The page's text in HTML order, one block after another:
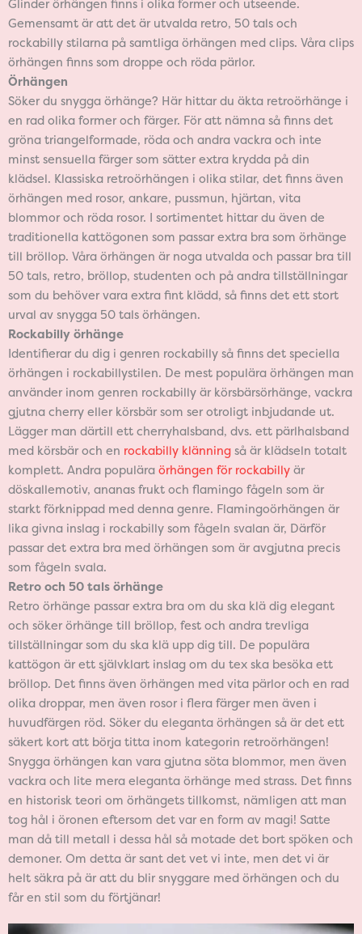
Glinder örhängen finns i olika former och utseende.
Gemensamt är att det är utvalda retro, 50 tals och
rockabilly stilarna på samtliga örhängen med clips. Våra clips
örhängen finns som droppe och röda pärlor.
Örhängen
Söker du snygga örhänge? Här hittar du äkta retroörhänge i
en rad olika former och färger. För att nämna så finns det
gröna triangelformade, röda och andra vackra och inte
minst sensuella färger som sätter extra krydda på din
klädsel. Klassiska retroörhängen i olika stilar, det finns även
örhängen med rosor, ankare, pussmun, hjärtan, vita
blommor och röda rosor. I sortimentet hittar du även de
traditionella kattögonen som passar extra bra som örhänge
till bröllop. Våra örhängen är noga utvalda och passar bra till
50 tals, retro, bröllop, studenten och på andra tillställningar
som du behöver vara extra fint klädd, så finns det ett stort
urval av snygga 50 tals örhängen.
Rockabilly örhänge
Identifierar du dig i genren rockabilly så finns det speciella
örhängen i rockabillystilen. De mest populära örhängen man
använder inom genren rockabilly är körsbärsörhänge, vackra
gjutna cherry eller körsbär som ser otroligt inbjudande ut.
Lägger man därtill ett cherryhalsband, dvs. ett pärlhalsband
med körsbär och en rockabilly klänning så är klädseln totalt
komplett. Andra populära örhängen för rockabilly är
döskallemotiv, ananas frukt och flamingo fågeln som är
starkt förknippad med denna genre. Flamingoörhängen är
lika givna inslag i rockabilly som fågeln svalan är, Därför
passar det extra bra med örhängen som är avgjutna precis
som fågeln svala.
Retro och 50 tals örhänge
Retro örhänge passar extra bra om du ska klä dig elegant
och söker örhänge till bröllop, fest och andra trevliga
tillställningar som du ska klä upp dig till. De populära
kattögon är ett självklart inslag om du tex ska besöka ett
bröllop. Det finns även örhängen med vita pärlor och en rad
olika droppar, men även rosor i flera färger men även i
huvudfärgen röd. Söker du eleganta örhängen så är det ett
säkert kort att börja titta inom kategorin retroörhängen!
Snygga örhängen kan vara gjutna söta blommor, men även
vackra och lite mera eleganta örhänge med strass. Det finns
en historisk teori om örhängets tillkomst, nämligen att man
tog hål i öronen eftersom det var en form av magi! Satte
man då till metall i dessa hål så motade det bort spöken och
demoner. Om detta är sant det vet vi inte, men det vi är
helt säkra på är att du blir snyggare med örhängen och du
får en stil som du förtjänar!